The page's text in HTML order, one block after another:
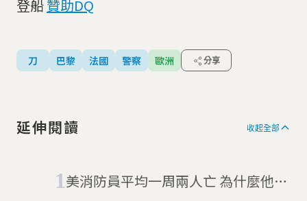
登船贊助DQ
刀 巴黎 法國 警察 歐洲 分享
延伸閱讀 收起全部
美消防員平均一周兩人亡 為什麼他們